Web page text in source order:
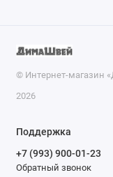
© Интернет-магазин
2026
Поддержка
+7 (993) 900-01-23
Обратный звонок